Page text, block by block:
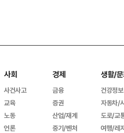
사회
사건사고
교육
노동
언론
경제
금융
증권
산업/재계
중기/벤처
생활/
건강정보
자동차/
도로/교
여행/레